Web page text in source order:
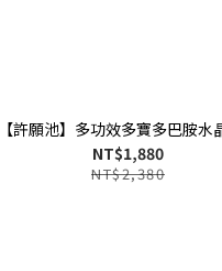
【許願池】多功效多寶多巴胺水
NT$1,880
NT$2,380